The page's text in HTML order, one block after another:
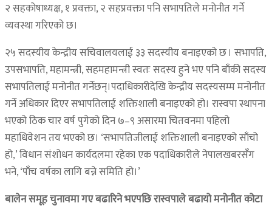
२ सहकोषाध्यक्ष, १ प्रवक्ता, २ सहप्रवक्ता पनि सभापतिले मनोनीत गर्ने
व्यवस्था गरिएको छ।
२५ सदस्यीय केन्द्रीय सचिवालयलाई ३३ सदस्यीय बनाइएको छ । सभापति,
उपसभापति, महामन्त्री, सहमहामन्त्री स्वतः सदस्य हुने भए पनि बाँकी सदस्य
सभापतिलाई मनोनीत गर्नेछन्।पदाधिकारीदेखि केन्द्रीय सदस्यसम्म मनोनीत
गर्ने अधिकार दिएर सभापतिलाई शक्तिशाली बनाइएको हो। रास्वपा स्थापना
भएको ठिक चार वर्ष पुगेको दिन ७–९ असारमा चितवनमा पहिलो
महाधिवेशन तय भएको छ। ‘सभापतिजीलाई शक्तिशाली बनाइएको साँचो
हो,’ विधान संशोधन कार्यदलमा रहेका एक पदाधिकारीले नेपालखबरसँग
भने, ‘पाँच वर्षका लागि बन्ने समिति हो।’
बालेन समूह चुनावमा गए बढारिने भएपछि रास्वपाले बढायो मनोनीत कोटा